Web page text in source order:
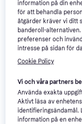
Schockemöhle
Grimma
3 butiker
information på din
för att behandla
åtgärder kräver vi ditt
banderoll-
preferenser och
intresse på sidan för
Cookie Policy
Vi och våra partners
Använda exakta
Aktivt läsa av
identifieringsändamål.
information på en